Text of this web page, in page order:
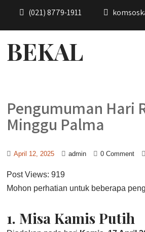
(021) 8779-1911
BEKAL
Pengumuman Hari
Minggu Palma
April 12, 2025 admin 0 Comment
Post Views: 919
Mohon perhatian untuk beberapa
1. Misa Kamis Putih